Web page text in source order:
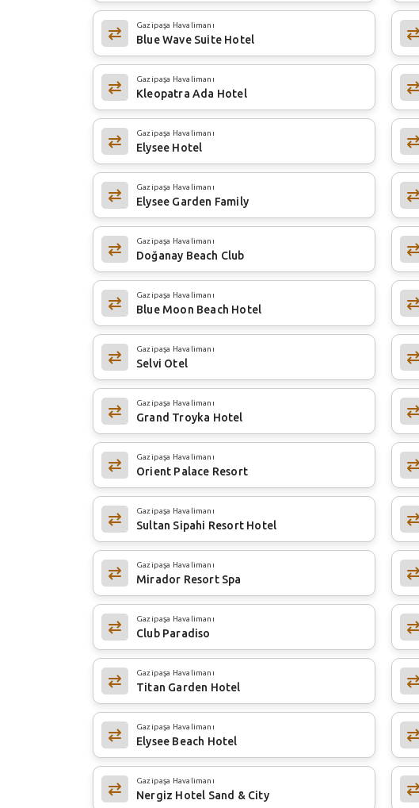
Gazipaşa Havalimanı
Blue Wave Suite Hotel
Gazipaşa Havalimanı
Kleopatra Ada Hotel
Gazipaşa Havalimanı
Elysee Hotel
Gazipaşa Havalimanı
Elysee Garden Family
Gazipaşa Havalimanı
Doğanay Beach Club
Gazipaşa Havalimanı
Blue Moon Beach Hotel
Gazipaşa Havalimanı
Selvi Otel
Gazipaşa Havalimanı
Grand Troyka Hotel
Gazipaşa Havalimanı
Orient Palace Resort
Gazipaşa Havalimanı
Sultan Sipahi Resort Hotel
Gazipaşa Havalimanı
Mirador Resort Spa
Gazipaşa Havalimanı
Club Paradiso
Gazipaşa Havalimanı
Titan Garden Hotel
Gazipaşa Havalimanı
Elysee Beach Hotel
Gazipaşa Havalimanı
Nergiz Hotel Sand & City